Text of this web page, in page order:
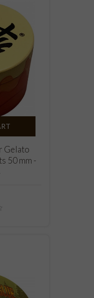
Gelato
50 mm -